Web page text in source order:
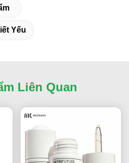
Yếu
Liên Quan